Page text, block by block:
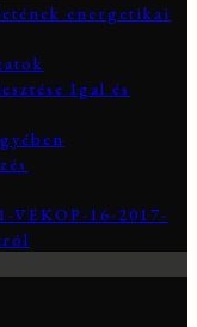
energetikai
Igal és
VEKOP-16-2017-